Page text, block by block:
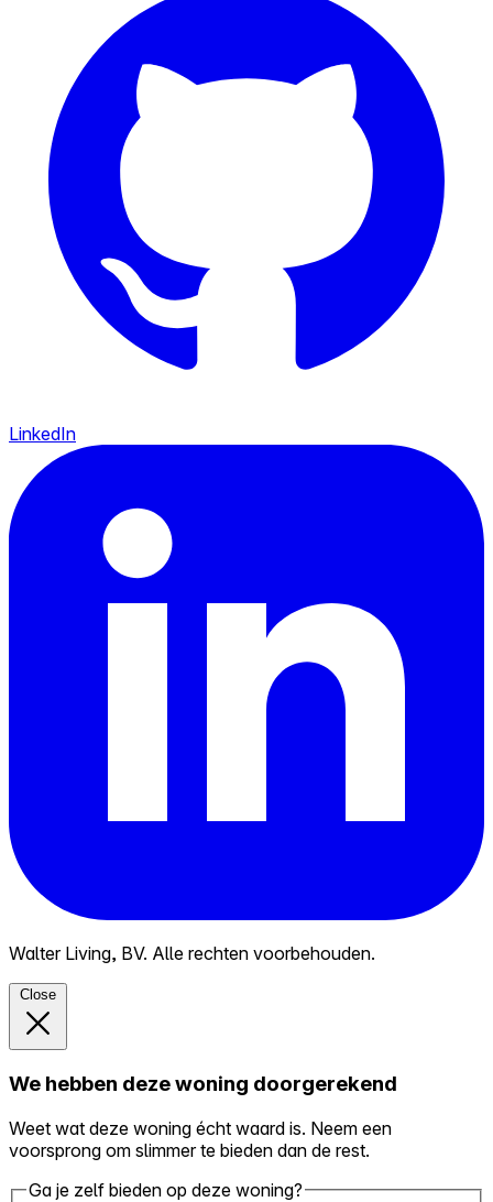
LinkedIn
Walter Living, BV. Alle rechten voorbehouden.
Close
We hebben deze woning doorgerekend
Weet wat deze woning écht waard is. Neem een
voorsprong om slimmer te bieden dan de rest.
Ga je zelf bieden op deze woning?